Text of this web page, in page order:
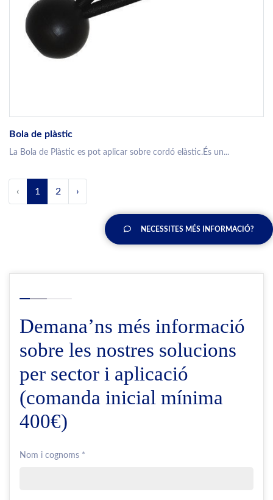
Bola de plàstic
La Bola de Plàstic es pot aplicar sobre cordó elàstic.És un...
‹ 1 2 ›
NECESSITES MÉS INFORMACIÓ?
Demana’ns més informació
sobre les nostres solucions
per sector i aplicació
(comanda inicial mínima
400€)
Nom i cognoms *